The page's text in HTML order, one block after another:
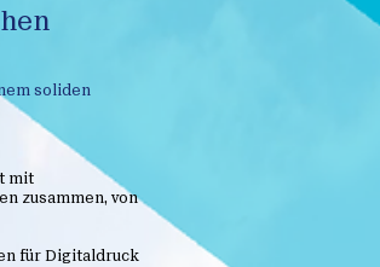
soliden
mit
zusammen, von
für Digitaldruck